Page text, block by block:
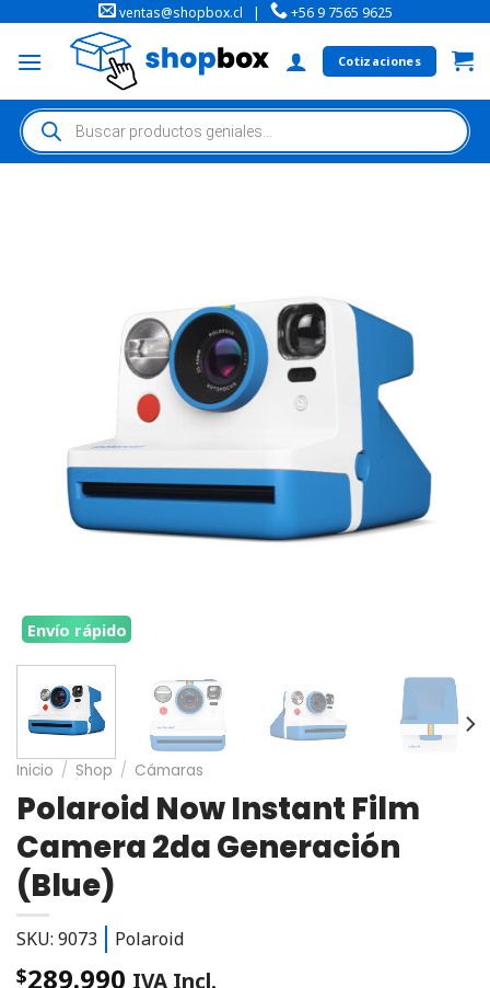
ventas@shopbox.cl | +56 9 7565 9625
Cotizaciones
Envío rápido
Inicio / Shop / Cámaras
Polaroid Now Instant Film
Camera 2da Generación
(Blue)
SKU: 9073 Polaroid
$289.990 IVA Incl.